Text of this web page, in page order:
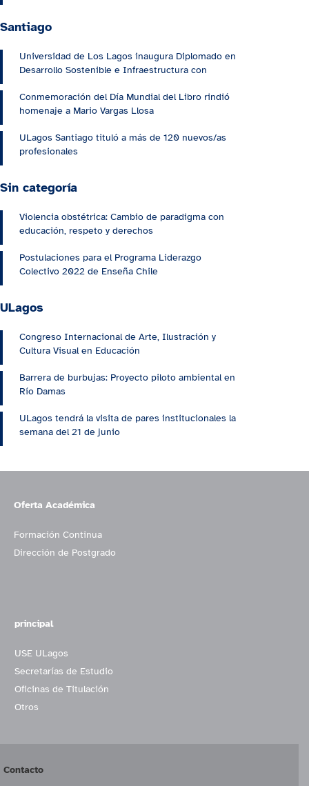
Santiago
Universidad de Los Lagos inaugura Diplomado en
Desarrollo Sostenible e Infraestructura con
Conmemoración del Día Mundial del Libro rindió
homenaje a Mario Vargas Llosa
ULagos Santiago tituló a más de 120 nuevos/as
profesionales
Sin categoría
Violencia obstétrica: Cambio de paradigma con
educación, respeto y derechos
Postulaciones para el Programa Liderazgo
Colectivo 2022 de Enseña Chile
ULagos
Congreso Internacional de Arte, Ilustración y
Cultura Visual en Educación
Barrera de burbujas: Proyecto piloto ambiental en
Río Damas
ULagos tendrá la visita de pares institucionales la
semana del 21 de junio
Oferta Académica
Formación Continua
Dirección de Postgrado
principal
USE ULagos
Secretarías de Estudio
Oficinas de Titulación
Otros
Contacto